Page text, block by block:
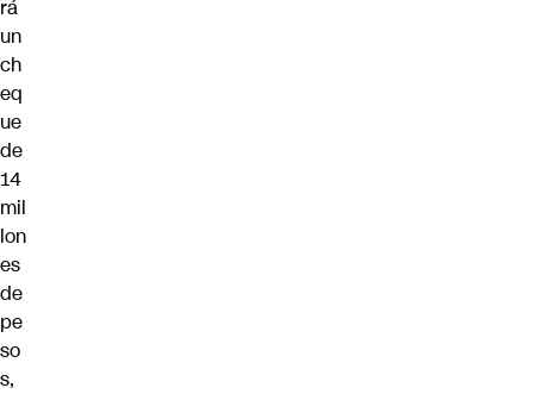
rá
un
ch
eq
ue
de
14
mil
lon
es
de
pe
so
s,